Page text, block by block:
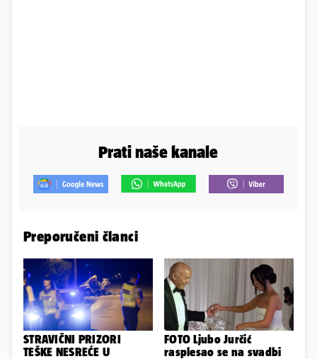
Prati naše kanale
Preporučeni članci
STRAVIČNI PRIZORI
TEŠKE NESREĆE U
FOTO Ljubo Jurčić
rasplesao se na svadbi